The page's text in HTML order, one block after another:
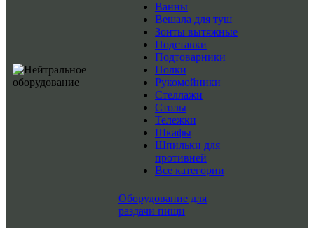
Ванны
Вешала для туш
Зонты вытяжные
Подставки
Подтоварники
Полки
Рукомойники
Стеллажи
Столы
Тележки
Шкафы
Шпильки для
противней
Все категории
Оборудование для
раздачи пищи